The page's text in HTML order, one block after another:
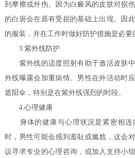
到摩擦或外伤。因为白癜风的皮肤对损
的白斑会在原有受损的基础上出现。因
的服装，并在工作时做好防护措施是必要
3.紫外线防护
紫外线的适度照射有助于激活皮肤中
外线曝露会加重病情。男性在外活动时
遮阳伞，特别是在紫外线强烈的时段。
4.心理健康
身体的健康与心理状况是紧密相连
时，男性可能会感到羞耻或尴尬，这会
议寻求专业的心理咨询，或加入支持小